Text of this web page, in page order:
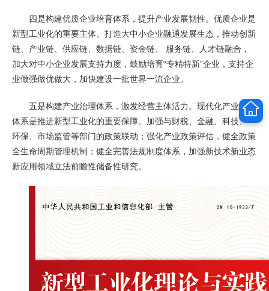
四是构建优质企业培育体系，提升产业发展韧性。优质企业是
新型工业化的重要主体。打造大中小企业融通发展生态，推动创新
链、产业链、供应链、数据链、资金链、 服务链、人才链融合，
加大对中小企业发展支持力度，鼓励培育“专精特新”企业，支持企
业做强做优做大，加快建设一批世界一流企业。
五是构建产业治理体系，激发经营主体活力。现代化产业治理
体系是推进新型工业化的重要保障。加强与财税、金融、科技、
环保、市场监管等部门的政策联动；强化产业政策评估，健全政策
全生命周期管理机制；健全完善法规制度体系，加强新技术新业态
新应用领域立法前瞻性储备性研究。